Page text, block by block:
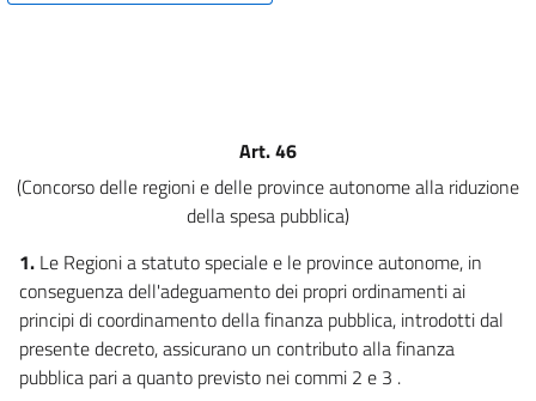
12
CAPO II
Amministrazione sobria
13
14
Art. 46
(Concorso delle regioni e delle province autonome alla riduzione
della spesa pubblica)
1. Le Regioni a statuto speciale e le province autonome, in
conseguenza dell'adeguamento dei propri ordinamenti ai
principi di coordinamento della finanza pubblica, introdotti dal
presente decreto, assicurano un contributo alla finanza
pubblica pari a quanto previsto nei commi 2 e 3 .